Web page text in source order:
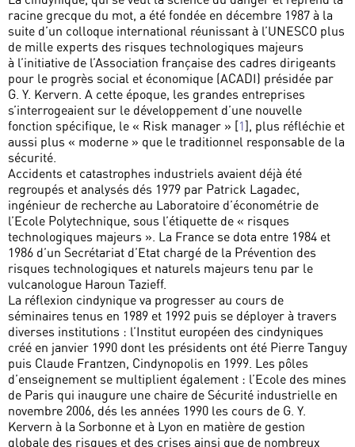
racine grecque du mot, a été fondée en décembre 1987 à la
suite d’un colloque international réunissant à l’UNESCO plus
de mille experts des risques technologiques majeurs
à l’initiative de l’Association française des cadres dirigeants
pour le progrès social et économique (ACADI) présidée par
G. Y. Kervern. A cette époque, les grandes entreprises
s’interrogeaient sur le développement d’une nouvelle
fonction spécifique, le « Risk manager » [1], plus réfléchie et
aussi plus « moderne » que le traditionnel responsable de la
sécurité.
Accidents et catastrophes industriels avaient déjà été
regroupés et analysés dés 1979 par Patrick Lagadec,
ingénieur de recherche au Laboratoire d’économétrie de
l’Ecole Polytechnique, sous l’étiquette de « risques
technologiques majeurs ». La France se dota entre 1984 et
1986 d’un Secrétariat d’Etat chargé de la Prévention des
risques technologiques et naturels majeurs tenu par le
vulcanologue Haroun Tazieff.
La réflexion cindynique va progresser au cours de
séminaires tenus en 1989 et 1992 puis se déployer à travers
diverses institutions : l’Institut européen des cindyniques
créé en janvier 1990 dont les présidents ont été Pierre Tanguy
puis Claude Frantzen, Cindynopolis en 1999. Les pôles
d’enseignement se multiplient également : l’Ecole des mines
de Paris qui inaugure une chaire de Sécurité industrielle en
novembre 2006, dés les années 1990 les cours de G. Y.
Kervern à la Sorbonne et à Lyon en matière de gestion
globale des risques et des crises ainsi que de nombreux